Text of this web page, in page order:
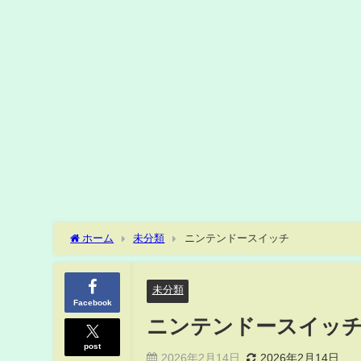
ホーム 未分類 ニンテンドースイッチ
Facebook
post
未分類
ニンテンドースイッ
2026年2月14日 2026年2月14日